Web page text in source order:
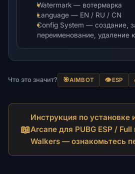
Watermark — вотермарка
Language — EN / RU / CN
Config System — создание,
переименование, удаление
Что это значит? 🎯AIMBOT 👁️ESP
📖
Инструкция по установке
Arcane для PUBG ESP /
Walkers — ознакомьтесь